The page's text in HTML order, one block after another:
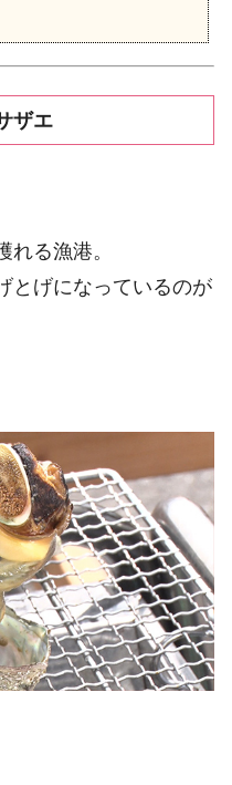
ザエ
れる漁港。
とげになっているのが